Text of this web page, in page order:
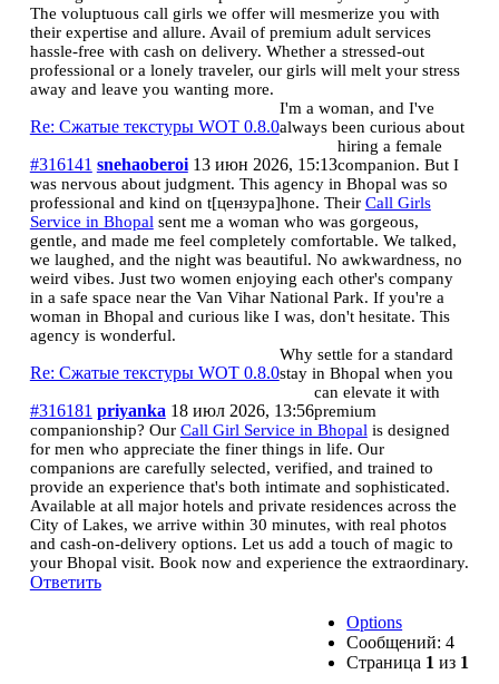
The voluptuous call girls we offer will mesmerize you with
their expertise and allure. Avail of premium adult services
hassle-free with cash on delivery. Whether a stressed-out
professional or a lonely traveler, our girls will melt your stress
away and leave you wanting more.
Re: Сжатые текстуры WOT 0.8.0
#316141 snehaoberoi 13 июн 2026, 15:13
I'm a woman, and I've
always been curious about
hiring a female
companion. But I
was nervous about judgment. This agency in Bhopal was so
professional and kind on t[цензура]hone. Their Call Girls
Service in Bhopal sent me a woman who was gorgeous,
gentle, and made me feel completely comfortable. We talked,
we laughed, and the night was beautiful. No awkwardness, no
weird vibes. Just two women enjoying each other's company
in a safe space near the Van Vihar National Park. If you're a
woman in Bhopal and curious like I was, don't hesitate. This
agency is wonderful.
Re: Сжатые текстуры WOT 0.8.0
#316181 priyanka 18 июл 2026, 13:56
Why settle for a standard
stay in Bhopal when you
can elevate it with
premium
companionship? Our Call Girl Service in Bhopal is designed
for men who appreciate the finer things in life. Our
companions are carefully selected, verified, and trained to
provide an experience that's both intimate and sophisticated.
Available at all major hotels and private residences across the
City of Lakes, we arrive within 30 minutes, with real photos
and cash-on-delivery options. Let us add a touch of magic to
your Bhopal visit. Book now and experience the extraordinary.
Ответить
Options
Сообщений: 4
Страница 1 из 1